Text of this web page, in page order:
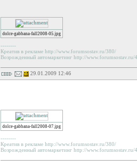
dolce-gabbana-fall2008-05.jpg
--------
Креатив в рекламе http://www.forumsostav.ru/380/
Возрожденный автомаркетинг http://www.forumsostav.ru/
29.01.2009 12:46
dolce-gabbana-fall2008-07.jpg
--------
Креатив в рекламе http://www.forumsostav.ru/380/
Возрожденный автомаркетинг http://www.forumsostav.ru/